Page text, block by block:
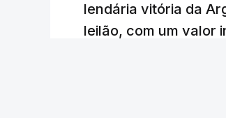
lendária vitória da
leilão, com um valor